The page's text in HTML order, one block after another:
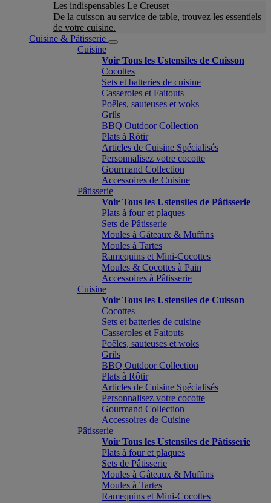
Les indispensables Le Creuset
De la cuisson au service de table, trouvez les essentiels
de votre cuisine.
Cuisine & Pâtisserie
Cuisine
Voir Tous les Ustensiles de Cuisson
Cocottes
Sets et batteries de cuisine
Casseroles et Faitouts
Poêles, sauteuses et woks
Grils
BBQ Outdoor Collection
Plats à Rôtir
Articles de Cuisine Spécialisés
Personnalisez votre cocotte
Gourmand Collection
Accessoires de Cuisine
Pâtisserie
Voir Tous les Ustensiles de Pâtisserie
Plats à four et plaques
Sets de Pâtisserie
Moules à Gâteaux & Muffins
Moules à Tartes
Ramequins et Mini-Cocottes
Moules & Cocottes à Pain
Accessoires à Pâtisserie
Cuisine
Voir Tous les Ustensiles de Cuisson
Cocottes
Sets et batteries de cuisine
Casseroles et Faitouts
Poêles, sauteuses et woks
Grils
BBQ Outdoor Collection
Plats à Rôtir
Articles de Cuisine Spécialisés
Personnalisez votre cocotte
Gourmand Collection
Accessoires de Cuisine
Pâtisserie
Voir Tous les Ustensiles de Pâtisserie
Plats à four et plaques
Sets de Pâtisserie
Moules à Gâteaux & Muffins
Moules à Tartes
Ramequins et Mini-Cocottes